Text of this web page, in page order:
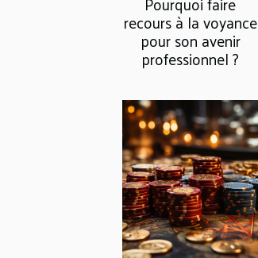
recours à la voyance
pour son avenir
professionnel ?